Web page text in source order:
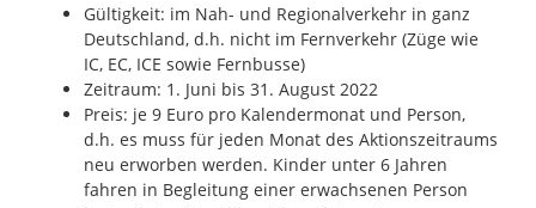
Gültigkeit: im Nah- und Regionalverkehr in ganz
Deutschland, d.h. nicht im Fernverkehr (Züge wie
IC, EC, ICE sowie Fernbusse)
Zeitraum: 1. Juni bis 31. August 2022
Preis: je 9 Euro pro Kalendermonat und Person,
d.h. es muss für jeden Monat des Aktionszeitraums
neu erworben werden. Kinder unter 6 Jahren
fahren in Begleitung einer erwachsenen Person